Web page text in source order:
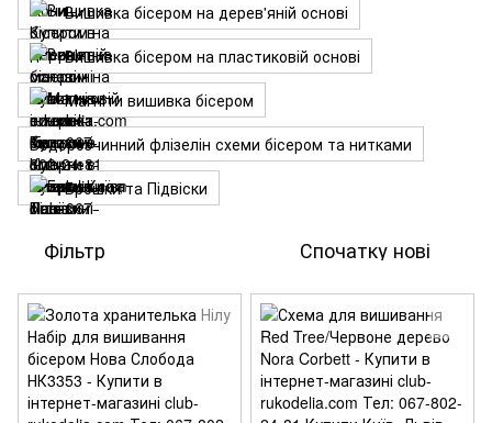
Вишивка бісером на дерев'яній основі
Вишивка бісером на пластиковій основі
Магніти вишивка бісером
Водорозчинний флізелін схеми бісером та нитками
Брошки та Підвіски
Фільтр Спочатку нові